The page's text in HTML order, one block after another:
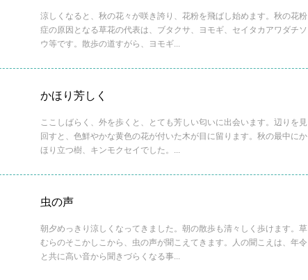
涼しくなると、秋の花々が咲き誇り、花粉を飛ばし始めます。秋の花粉
症の原因となる草花の代表は、ブタクサ、ヨモギ、セイタカアワダチソ
ウ等です。散歩の道すがら、ヨモギ...
かほり芳しく
ここしばらく、外を歩くと、とても芳しい匂いに出会います。辺りを見
回すと、色鮮やかな黄色の花が付いた木が目に留ります。秋の最中にか
ほり立つ樹、キンモクセイでした。...
虫の声
朝夕めっきり涼しくなってきました。朝の散歩も清々しく歩けます。草
むらのそこかしこから、虫の声が聞こえてきます。人の聞こえは、年令
と共に高い音から聞きづらくなる事...